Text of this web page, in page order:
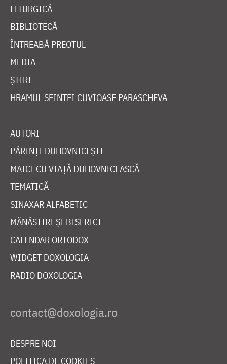
LITURGICĂ
BIBLIOTECĂ
ÎNTREABĂ PREOTUL
MEDIA
ȘTIRI
HRAMUL SFINTEI CUVIOASE PARASCHEVA
AUTORI
PĂRINȚI DUHOVNICEȘTI
MAICI CU VIAȚĂ DUHOVNICEASCĂ
TEMATICĂ
SINAXAR ALFABETIC
MĂNĂSTIRI ȘI BISERICI
CALENDAR ORTODOX
WIDGET DOXOLOGIA
RADIO DOXOLOGIA
DESPRE NOI
POLITICA DE COOKIES